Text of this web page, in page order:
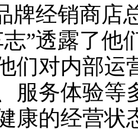
牌经销商店
”透露了他
们对内部运
服务体验等
康的经营状